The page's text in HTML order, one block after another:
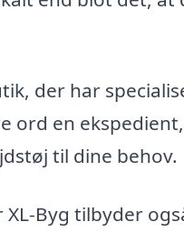
der har
ord en
til dine behov.
Byg tilbyder